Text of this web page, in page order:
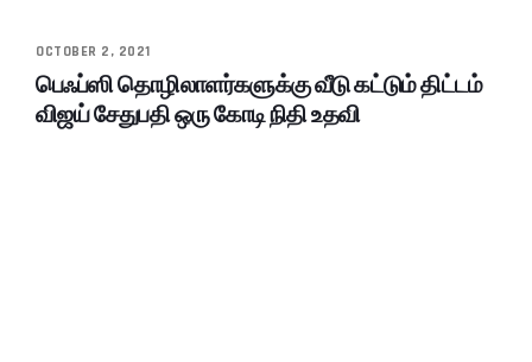
OCTOBER 2, 2021
பெஃப்ஸி தொழிலாளர்களுக்கு வீடு கட்டும் திட்டம்
விஜய் சேதுபதி ஒரு கோடி நிதி உதவி